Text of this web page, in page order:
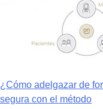
Navegación
¿Cómo adelgazar de
segura con el método